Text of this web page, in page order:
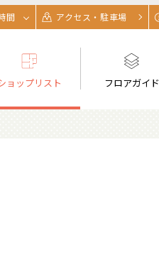
ョップリスト フロアガイド
間 アクセス・駐車場